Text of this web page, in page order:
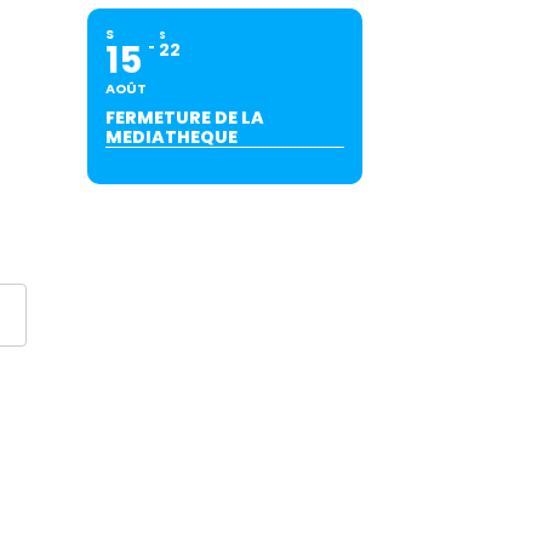
S
15
AOÛT
S
22
FERMETURE DE LA
MEDIATHEQUE